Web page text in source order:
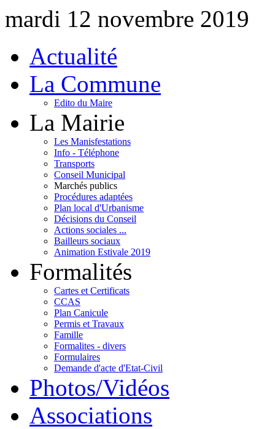
mardi 12 novembre 2019
Actualité
La Commune
Edito du Maire
La Mairie
Les Manisfestations
Info - Téléphone
Transports
Conseil Municipal
Marchés publics
Procédures adaptées
Plan local d'Urbanisme
Décisions du Conseil
Actions sociales ...
Bailleurs sociaux
Animation Estivale 2019
Formalités
Cartes et Certificats
CCAS
Plan Canicule
Permis et Travaux
Famille
Formalites - divers
Formulaires
Demande d'acte d'Etat-Civil
Photos/Vidéos
Associations